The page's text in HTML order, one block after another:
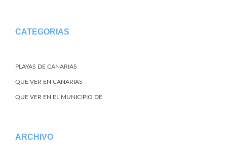
CATEGORIAS
PLAYAS DE CANARIAS
QUE VER EN CANARIAS
QUE VER EN EL MUNICIPIO DE
ARCHIVO